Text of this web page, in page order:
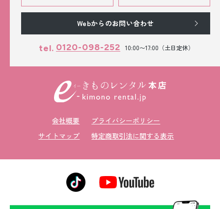
Webからのお問い合わせ
tel. 0120-098-252 10:00〜17:00（土日定休）
会社概要
プライバシーポリシー
サイトマップ
特定商取引法に関する表示